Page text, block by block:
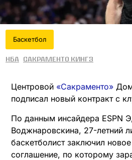
Баскетбол
НБА Сакраменто Кингз
Центровой «Сакраменто»
подписал новый контракт с
По данным инсайдера ESPN
Воджнаровскина, 27-летний
баскетболист заключил
соглашение, по которому